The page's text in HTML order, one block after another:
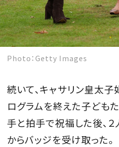
Photo：Getty Images
続いて、キャサリン皇太
ログラムを終えた子ども
手と拍手で祝福した後、
からバッジを受け取った。